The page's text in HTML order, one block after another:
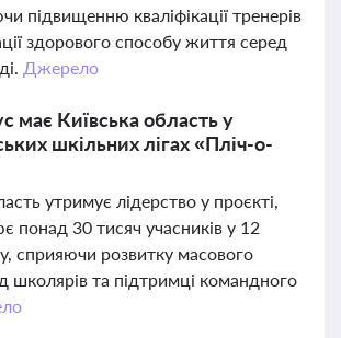
підвищенню кваліфікації тренерів
здорового способу життя серед
Джерело
має Київська область у
шкільних лігах «Пліч-о-
утримує лідерство у проєкті,
понад 30 тисяч учасників у 12
сприяючи розвитку масового
школярів та підтримці командного